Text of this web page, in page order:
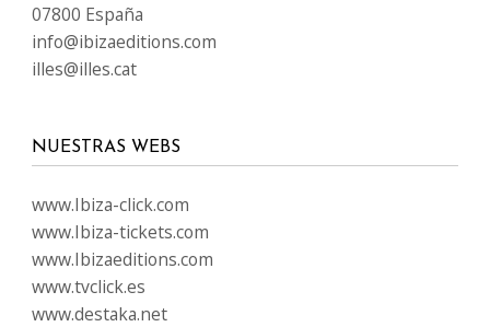
07800 España
info@ibizaeditions.com
illes@illes.cat
NUESTRAS WEBS
www.Ibiza-click.com
www.Ibiza-tickets.com
www.Ibizaeditions.com
www.tvclick.es
www.destaka.net